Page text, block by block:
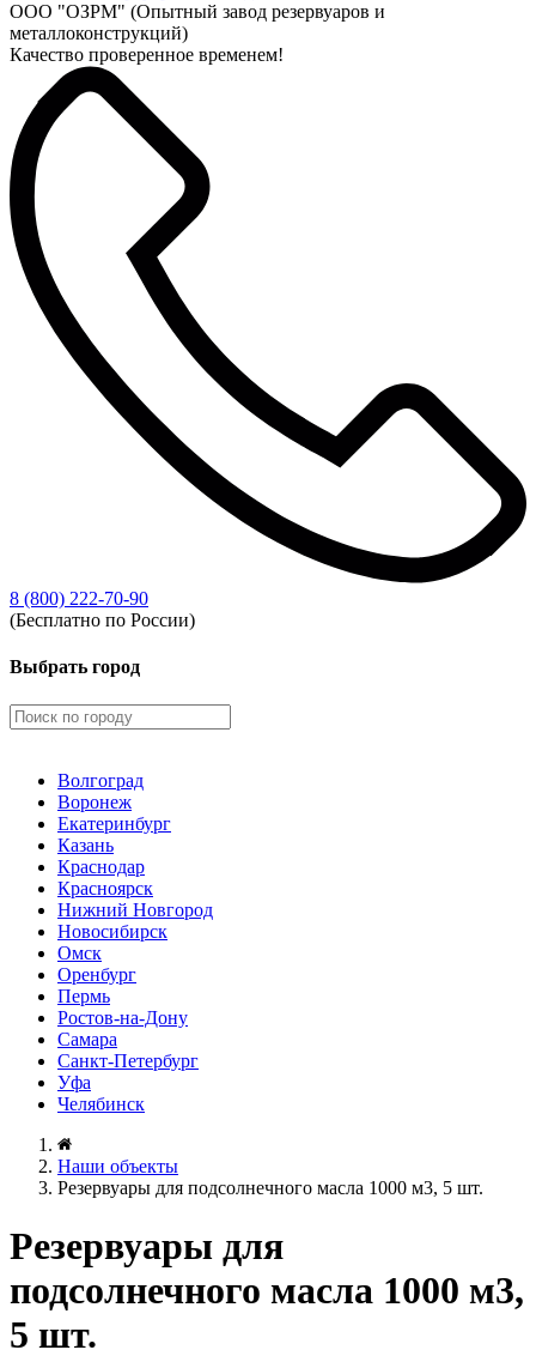
ООО "ОЗРМ" (Опытный завод резервуаров и
металлоконструкций)
Качество проверенное временем!
8 (800) 222-70-90
(Бесплатно по России)
Выбрать город
Волгоград
Воронеж
Екатеринбург
Казань
Краснодар
Красноярск
Нижний Новгород
Новосибирск
Омск
Оренбург
Пермь
Ростов-на-Дону
Самара
Санкт-Петербург
Уфа
Челябинск
Наши объекты
Резервуары для подсолнечного масла 1000 м3, 5 шт.
Резервуары для
подсолнечного масла 1000 м3,
5 шт.